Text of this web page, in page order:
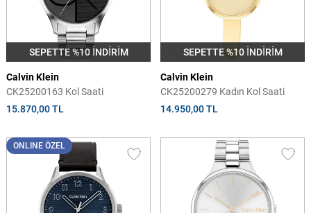
SEPETTE %10 İNDİRİM
Calvin Klein
CK25200163 Kol Saati
15.870,00 TL
SEPETTE %10 İNDİRİM
Calvin Klein
CK25200279 Kadın Kol Saati
14.950,00 TL
ONLINE ÖZEL